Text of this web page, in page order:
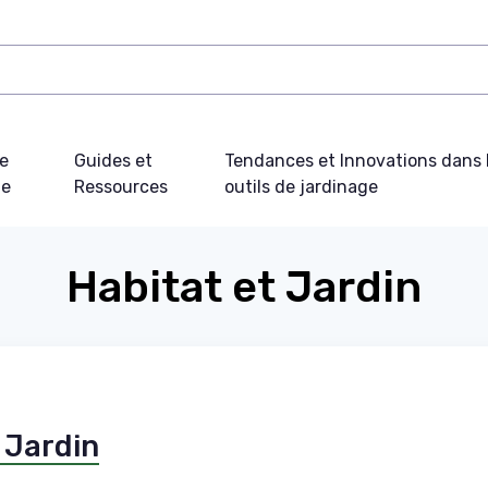
Guides et
Ressources
Tendances et Innovations dans
outils de jardinage
Habitat et Jardin